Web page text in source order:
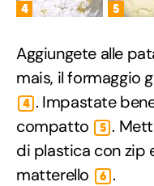
4 5
Aggiungete alle
mais, il formaggio
4 . Impastate
compatto
5 .
di plastica con zip
matterello
6 .